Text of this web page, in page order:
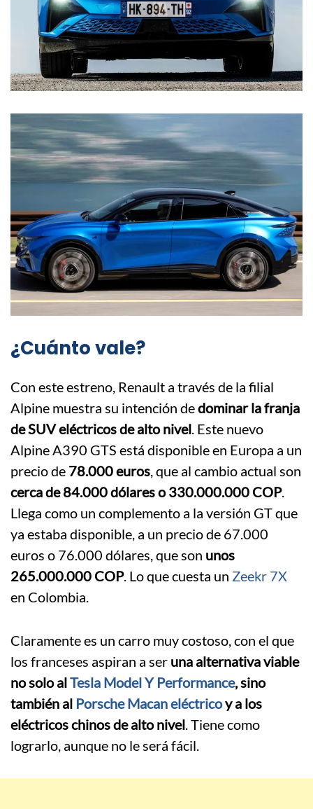
¿Cuánto vale?
Con este estreno, Renault a través de la filial
Alpine muestra su intención dedominar la franja
de SUV eléctricos de alto nivel. Este nuevo
Alpine A390 GTS está disponible en Europa a un
precio de 78.000 euros, que al cambio actual son
cerca de 84.000 dólares o 330.000.000 COP.
Llega como un complemento a la versión GT que
ya estaba disponible, a un precio de 67.000
euros o 76.000 dólares, que son unos
265.000.000 COP. Lo que cuesta un Zeekr 7X
en Colombia.
Claramente es un carro muy costoso, con el que
los franceses aspiran a ser una alternativa viable
no solo alTesla Model Y Performance, sino
también al Porsche Macan eléctricoy a los
eléctricos chinos de alto nivel. Tiene como
lograrlo, aunque no le será fácil.